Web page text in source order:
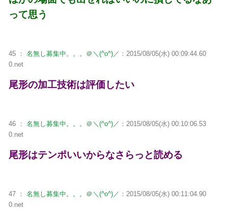
って思う
45 ： 名無し募集中。。。＠＼(^o^)／ ：2015/08/05(水) 00:09:44.60
0.net
尾形の加工技術は評価したい
46 ： 名無し募集中。。。＠＼(^o^)／ ：2015/08/05(水) 00:10:06.53
0.net
尾形はテンポいいからなさらっと読める
47 ： 名無し募集中。。。＠＼(^o^)／ ：2015/08/05(水) 00:11:04.90
0.net